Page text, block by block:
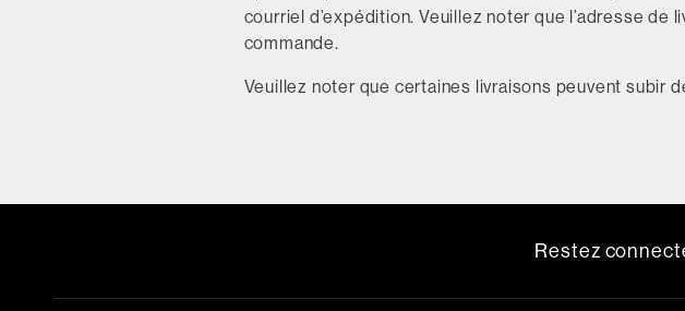
courriel d’expédition. Veuillez noter que l’adresse
commande.
Veuillez noter que certaines livraisons peuvent subir
Restez